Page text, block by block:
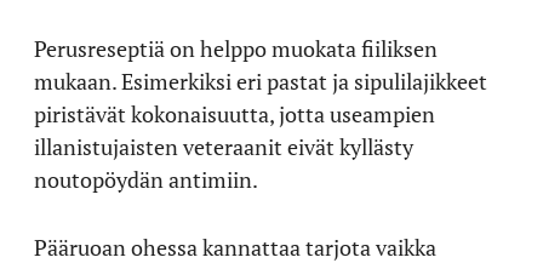
Perusreseptiä on helppo muokata fiiliksen
mukaan. Esimerkiksi eri pastat ja sipulilajikkeet
piristävät kokonaisuutta, jotta useampien
illanistujaisten veteraanit eivät kyllästy
noutopöydän antimiin.
Pääruoan ohessa kannattaa tarjota vaikka